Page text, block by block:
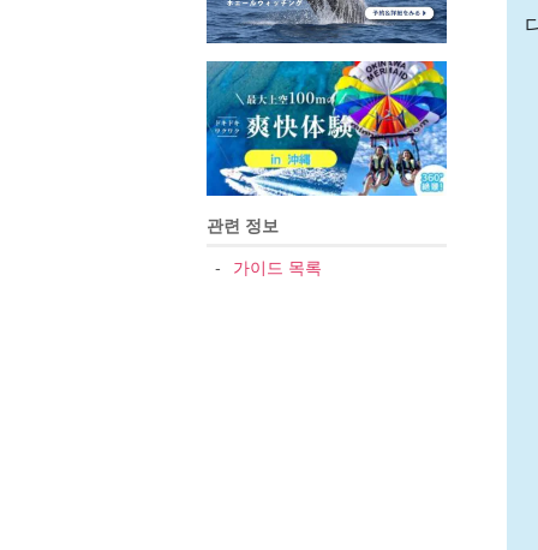
관련 정보
가이드 목록